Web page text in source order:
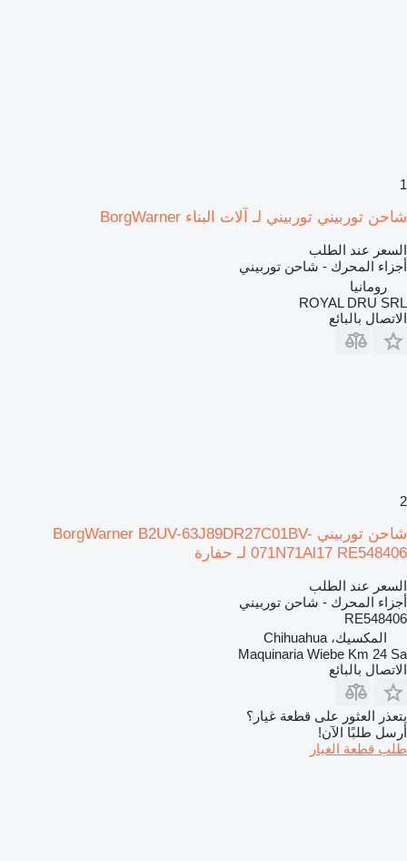
1
شاحن توربيني توربيني لـ آلات البناء BorgWarner
السعر عند الطلب
أجزاء المحرك - شاحن توربيني
رومانيا
ROYAL DRU SRL
الاتصال بالبائع
2
شاحن توربيني BorgWarner B2UV-63J89DR27C01BV-
071N71Al17 RE548406 لـ حفارة
السعر عند الطلب
أجزاء المحرك - شاحن توربيني
RE548406
المكسيك، Chihuahua
Maquinaria Wiebe Km 24 Sa
الاتصال بالبائع
يتعذر العثور على قطعة غيار؟
أرسل طلبًا الآن!
طلب قطعة الغيار